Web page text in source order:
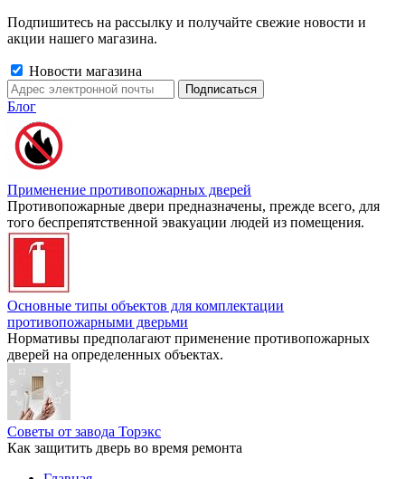
Подпишитесь на рассылку и получайте свежие новости и
акции нашего магазина.
Новости магазина
Блог
Применение противопожарных дверей
Противопожарные двери предназначены, прежде всего, для
того беспрепятственной эвакуации людей из помещения.
Основные типы объектов для комплектации
противопожарными дверьми
Нормативы предполагают применение противопожарных
дверей на определенных объектах.
Советы от завода Торэкс
Как защитить дверь во время ремонта